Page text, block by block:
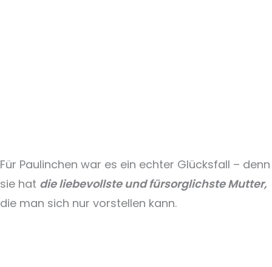
Für Paulinchen war es ein echter Glücksfall – denn
sie hat die liebevollste und fürsorglichste Mutter,
die man sich nur vorstellen kann.